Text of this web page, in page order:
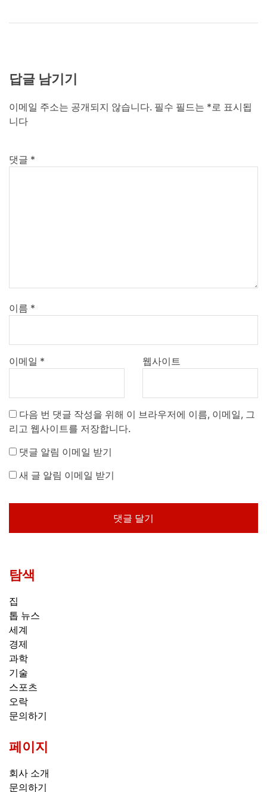
답글 남기기
이메일 주소는 공개되지 않습니다. 필수 필드는 *로 표시됩
니다
댓글 *
이름 *
이메일 * 웹사이트
다음 번 댓글 작성을 위해 이 브라우저에 이름, 이메일, 그
리고 웹사이트를 저장합니다.
댓글 알림 이메일 받기
새 글 알림 이메일 받기
탐색
집
톱 뉴스
세계
경제
과학
기술
스포츠
오락
문의하기
페이지
회사 소개
문의하기